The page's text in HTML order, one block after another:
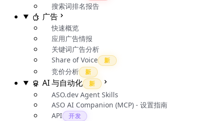
搜索词排名报告
广告
快速概览
应用广告情报
关键词广告分析
Share of Voice
新
竞价分析 新
AI 与自动化 新
ASO.dev Agent Skills
ASO AI Companion (MCP) - 设置指南
API
开发